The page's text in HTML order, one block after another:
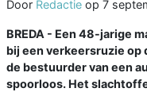
Door Redactie op 7
BREDA - Een 48-jarige
bij een verkeersruzie op
de bestuurder van een
spoorloos. Het